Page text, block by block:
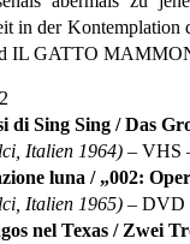
in der Kontemplation
IL GATTO
di Sing Sing / Das
Italien 1964) – VHS
luna / „002:
Italien 1965) – DVD
nel Texas / Zwei